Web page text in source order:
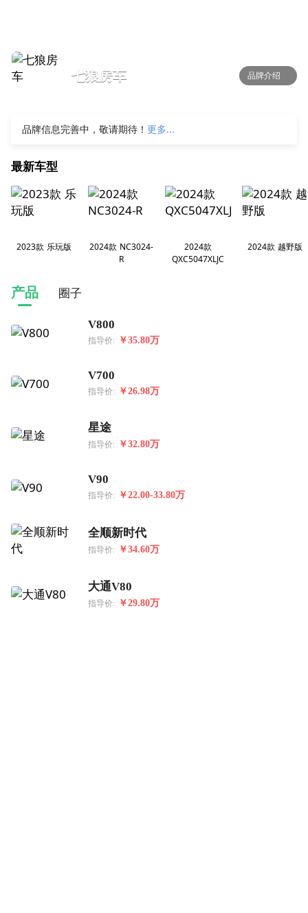
七狼房车 品牌介绍
品牌信息完善中，敬请期待！ 更多...
最新车型
2023款 乐玩版
2024款 NC3024-
R
2024款
QXC5047XLJC
2024款 越野版
产品 圈子
V800
指导价: ￥35.80万
V700
指导价: ￥26.98万
星途
指导价: ￥32.80万
V90
指导价: ￥22.00-33.80万
全顺新时代
指导价: ￥34.60万
大通V80
指导价: ￥29.80万